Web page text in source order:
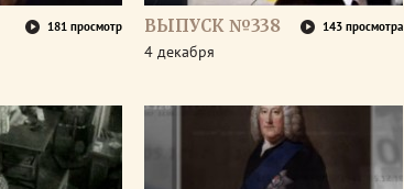
181 просмотр ВЫПУСК №338 143 просмотра
4 декабря